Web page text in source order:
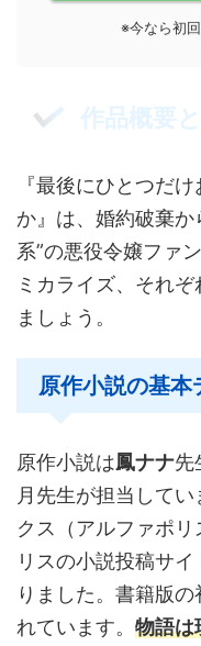
※今なら初
作品概要
『最後にひとつだ
か』は、婚約破棄か
系”の悪役令嬢ファ
ミカライズ、それ
ましょう。
原作小説の基本
原作小説は鳳ナナ先
月先生が担当して
クス（アルファポ
リスの小説投稿サ
りました。書籍版
れています。 物語は